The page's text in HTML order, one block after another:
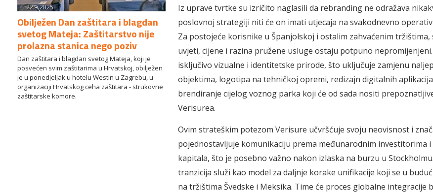
22.9.2025.
Obilježen Dan zaštitara i blagdan
svetog Mateja: Zaštitarstvo nije
prolazna stanica nego poziv
Dan zaštitara i blagdan svetog Mateja, koji je
posvećen svim zaštitarima u Hrvatskoj, obilježen
je u ponedjeljak u hotelu Westin u Zagrebu, u
organizaciji Hrvatskog ceha zaštitara - strukovne
zaštitarske komore.
Iz uprave tvrtke su izričito naglasili da rebranding ne odražava
poslovnoj strategiji niti će on imati utjecaja na svakodnevno
Za postojeće korisnike u Španjolskoj i ostalim zahvaćenim
uvjeti, cijene i razina pružene usluge ostaju potpuno
isključivo vizualne i identitetske prirode, što uključuje zamjenu
objektima, logotipa na tehničkoj opremi, redizajn digitalnih
brendiranje cijelog voznog parka koji će od sada nositi
Verisurea.
Ovim strateškim potezom Verisure učvršćuje svoju neovisnost i
pojednostavljuje komunikaciju prema međunarodnim investitorima
kapitala, što je posebno važno nakon izlaska na burzu u
tranzicija služi kao model za daljnje korake unifikacije koji se u
na tržištima Švedske i Meksika. Time će proces globalne integracije